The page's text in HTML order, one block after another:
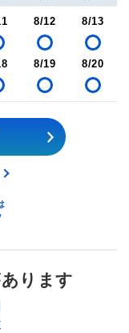
8/12 8/13
8/19 8/20
ります